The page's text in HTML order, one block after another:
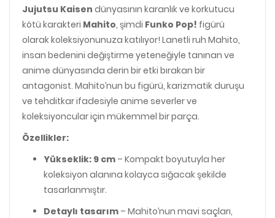
Jujutsu Kaisen dünyasının karanlık ve korkutucu
kötü karakteri Mahito, şimdi Funko Pop! figürü
olarak koleksiyonunuza katılıyor! Lanetli ruh Mahito,
insan bedenini değiştirme yeteneğiyle tanınan ve
anime dünyasında derin bir etki bırakan bir
antagonist. Mahito’nun bu figürü, karizmatik duruşu
ve tehditkar ifadesiyle anime severler ve
koleksiyoncular için mükemmel bir parça.
Özellikler:
Yükseklik: 9 cm – Kompakt boyutuyla her
koleksiyon alanına kolayca sığacak şekilde
tasarlanmıştır.
Detaylı tasarım – Mahito’nun mavi saçları,